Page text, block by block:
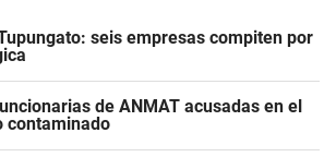
seis empresas compiten por
de ANMAT acusadas en el
contaminado